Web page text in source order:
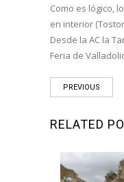
Como es lógico,
en interior
Desde la AC la
Feria de
PREVIOUS
RELATED